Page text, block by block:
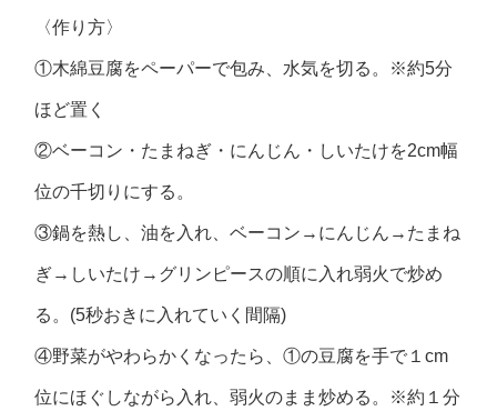
〈作り方〉
①木綿豆腐をペーパーで包み、水気を切る。※約5分
ほど置く
②ベーコン・たまねぎ・にんじん・しいたけを2cm幅
位の千切りにする。
③鍋を熱し、油を入れ、ベーコン→にんじん→たまね
ぎ→しいたけ→グリンピースの順に入れ弱火で炒め
る。(5秒おきに入れていく間隔)
④野菜がやわらかくなったら、①の豆腐を手で１cm
位にほぐしながら入れ、弱火のまま炒める。※約１分